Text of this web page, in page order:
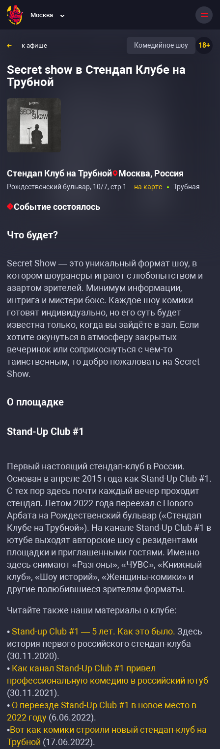
Москва
к афише 18+
Комедийное шоу
Secret show в Стендап Клубе на
Трубной
Стендап Клуб на Трубной Москва, Россия
Рождественский бульвар, 10/7, стр 1 на карте Трубная
Событие состоялось
Что будет?
Secret Show — это уникальный формат шоу, в
котором шоуранеры играют с любопытством и
азартом зрителей. Минимум информации,
интрига и мистери бокс. Каждое шоу комики
готовят индивидуально, но его суть будет
известна только, когда вы зайдёте в зал. Если
хотите окунуться в атмосферу закрытых
вечеринок или соприкоснуться с чем-то
таинственным, то добро пожаловать на Secret
Show.
О площадке
Stand-Up Club #1
Первый настоящий стендап-клуб в России.
Основан в апреле 2015 года как Stand-Up Club #1.
С тех пор здесь почти каждый вечер проходит
стендап. Летом 2022 года переехал с Нового
Арбата на Рождественский бульвар («Стендап
Клубе на Трубной»). На канале Stand-Up Club #1 в
ютубе выходят авторские шоу с резидентами
площадки и приглашенными гостями. Именно
здесь снимают «Разгоны», «ЧУВС», «Книжный
клуб», «Шоу историй», «Женщины-комики» и
другие полюбившиеся зрителям форматы.
Читайте также наши материалы о клубе:
•Stand-up Club #1 — 5 лет. Как это было. Здесь
история первого российского стендап-клуба
(30.11.2020).
• Как канал Stand-Up Club #1 привел
профессиональную комедию в российский ютуб
(30.11.2021).
• О переезде Stand-Up Club #1 в новое место в
2022 году (6.06.2022).
•Вот как комики строили новый стендап-клуб на
Трубной (17.06.2022).